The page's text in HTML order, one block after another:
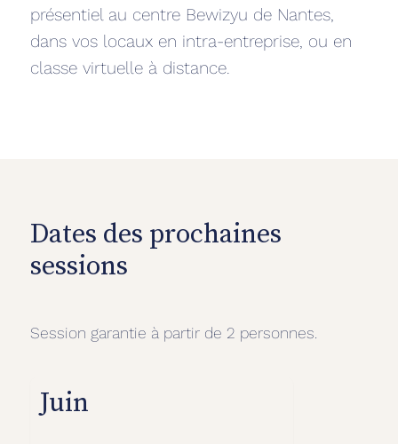
présentiel au centre Bewizyu de Nantes,
dans vos locaux en intra-entreprise, ou en
classe virtuelle à distance.
Dates des prochaines
sessions
Session garantie à partir de 2 personnes.
Juin